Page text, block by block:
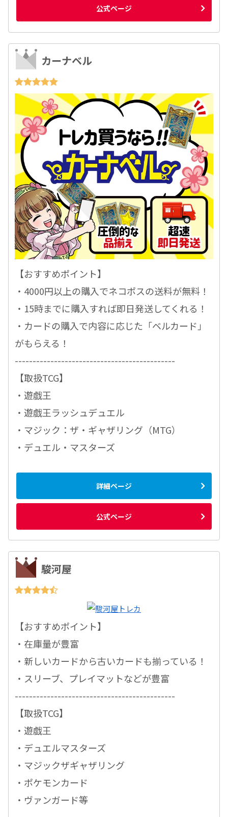
公式ページ
カーナベル
【おすすめポイント】
・4000円以上の購入でネコポスの送料が無料！
・15時までに購入すれば即日発送してくれる！
・カードの購入で内容に応じた「ベルカード」
がもらえる！
---------------------------------------------
【取扱TCG】
・遊戯王
・遊戯王ラッシュデュエル
・マジック：ザ・ギャザリング（MTG）
・デュエル・マスターズ
詳細ページ
公式ページ
駿河屋
【おすすめポイント】
・在庫量が豊富
・新しいカードから古いカードも揃っている！
・スリーブ、プレイマットなどが豊富
---------------------------------------------
【取扱TCG】
・遊戯王
・デュエルマスターズ
・マジックザギャザリング
・ポケモンカード
・ヴァンガード等